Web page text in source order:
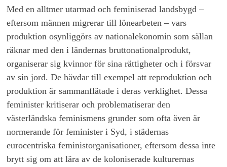
Med en alltmer utarmad och feminiserad landsbygd –
eftersom männen migrerar till lönearbeten – vars
produktion osynliggörs av nationalekonomin som sällan
räknar med den i ländernas bruttonationalprodukt,
organiserar sig kvinnor för sina rättigheter och i försvar
av sin jord. De hävdar till exempel att reproduktion och
produktion är sammanflätade i deras verklighet. Dessa
feminister kritiserar och problematiserar den
västerländska feminismens grunder som ofta även är
normerande för feminister i Syd, i städernas
eurocentriska feministorganisationer, eftersom dessa inte
brytt sig om att lära av de koloniserade kulturernas